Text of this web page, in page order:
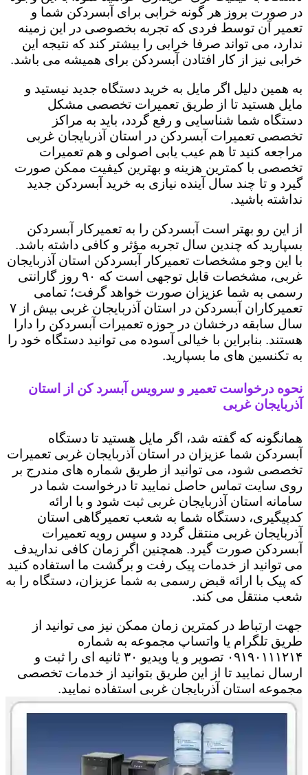
در صورت بروز هر گونه خرابی برای آبسردکن شما و
تعمیر آن توسط فردی که تجربه بخصوصی در این زمینه
ندارد، می تواند صرفا خرابی را بیشتر کند که نتیجه این
خرابی نیز از کار افتادن آبسردکن برای همیشه می باشد.
به همین دلیل اگر مایل به خرید دستگاه جدید نیستید و
مایل هستید تا از طریق تعمیرات تخصصی مشکل
دستگاه شما شناسایی و رفع گردد، باید به مراکز
تخصصی تعمیرات آبسردکن در استان آذربایجان غربی
مراجعه کنید تا هم عیب یابی اصولی و هم تعمیرات
تخصصی با کمترین هزینه و بهترین کیفیت ممکن صورت
گیرد و تا چند سال آینده نیازی به خرید آبسردکن جدید
نداشته باشید.
از این رو بهتر است آبسردکن را به تعمیرکار آبسردکن
بسپارید که چندین سال تجربه مؤثر و کافی داشته باشد.
با این وجو مشخصات تعمیرکار آبسردکن استان آذربایجان
غربی، مشخصات قابل توجهی است که ۹۰ روز گارانتی
رسمی به شما عزیزان صورت خواهد گرفت؛ تمامی
تعمیرکاران آبسردکن در استان آذربایجان غربی بیش از ۷
سال سابقه درخشان در حوزه تعمیرات آبسردکن را دارا
هستند. بنابراین با خیالی آسوده می توانید دستگاه خود را
به تکنسین های ما بسپارید.
نحوه درخواست تعمیر و سرویس آبسرد کن از استان
آذربایجان غربی
همانگونه که گفته شد، اگر مایل هستید تا دستگاه
آبسردکن شما عزیزان در استان آذربایجان غربی تعمیرات
تخصصی شود، می توانید از طریق شماره های مندرج بر
روی سایت تماس حاصل نمایید تا درخواست شما در
سامانه استان آذربایجان غربی ثبت شود و با ارائه
کدپیگیری، دستگاه شما به شعب تعمیرگاهی استان
آذربایجان غربی منتقل گردد و سپس رویه تعمیرات
آبسردکن صورت گیرد. همچنین اگر زمان کافی نداریدف
می توانید از خدمات پیک رفت و برگشت ما استفاده کنید
که پیک با ارائه قبض رسمی به شما عزیزان، دستگاه را به
شعب منتقل می کند.
جهت ارتباط در کمترین زمان ممکن نیز می توانید از
طریق تلگرام یا واتساپ مجموعه به شماره
۰۹۱۹۰۱۱۱۲۱۴ تصویر و یا ویدیو ۳۰ ثانیه ای را ثبت و
ارسال نمایید تا از این طریق بتوانید از خدمات تخصصی
مجموعه استان آذربایجان غربی استفاده نمایید.